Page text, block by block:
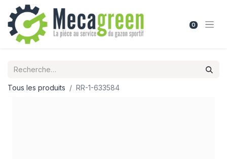
0
Tous les produits RR-1-633584